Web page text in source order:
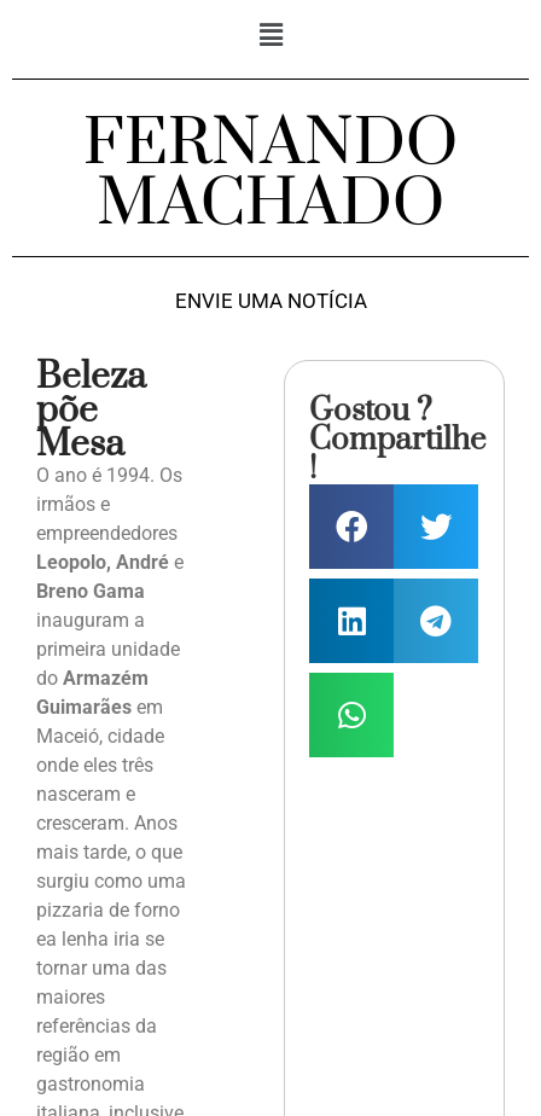
FERNANDO
MACHADO
ENVIE UMA NOTÍCIA
Beleza
põe
Mesa
O ano é 1994. Os
irmãos e
empreendedores
Leopolo, André e
Breno Gama
inauguram a
primeira unidade
do Armazém
Guimarães em
Maceió, cidade
onde eles três
nasceram e
cresceram. Anos
mais tarde, o que
surgiu como uma
pizzaria de forno
ea lenha iria se
tornar uma das
maiores
referências da
região em
gastronomia
Gostou ?
Compartilhe
!